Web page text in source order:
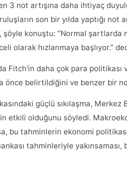
3 not artışına daha ihtiyaç
son bir yılda yaptığı not
konuştu: “Normal şartlarda
olarak hızlanmaya başlıyor.”
Fitch'in daha çok para
önce belirtildiğini ve benzer bir
güçlü sıkılaşma, Merkez
etkili olduğunu söyledi.
bu tahminlerin ekonomi
tahminleriyle yakınsaması,